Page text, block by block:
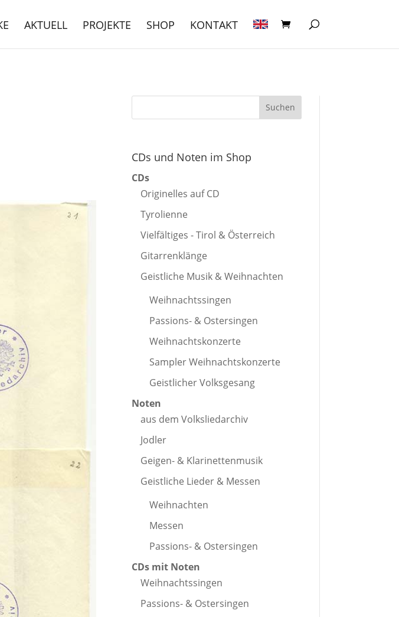
AKTUELL PROJEKTE SHOP KONTAKT
CDs und Noten im Shop
CDs
Originelles auf CD
Tyrolienne
Vielfältiges - Tirol & Österreich
Gitarrenklänge
Geistliche Musik & Weihnachten
Weihnachtssingen
Passions- & Ostersingen
Weihnachtskonzerte
Sampler Weihnachtskonzerte
Geistlicher Volksgesang
Noten
aus dem Volksliedarchiv
Jodler
Geigen- & Klarinettenmusik
Geistliche Lieder & Messen
Weihnachten
Messen
Passions- & Ostersingen
CDs mit Noten
Weihnachtssingen
Passions- & Ostersingen